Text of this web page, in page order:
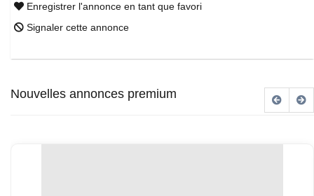
Enregistrer l'annonce en tant que favori
Signaler cette annonce
Nouvelles annonces premium